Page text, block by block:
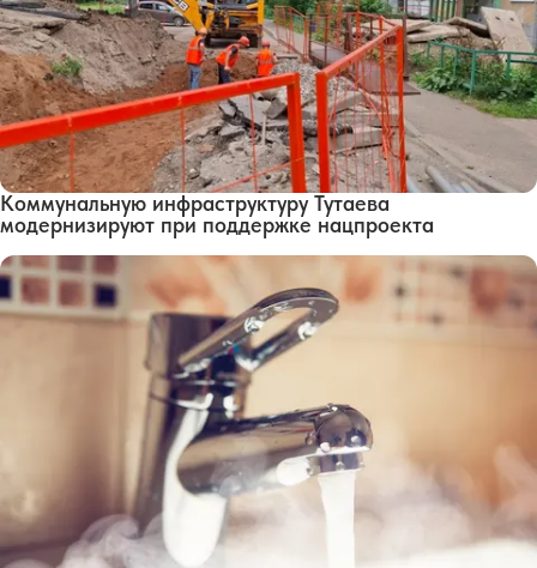
Коммунальную инфраструктуру Тутаева
модернизируют при поддержке нацпроекта